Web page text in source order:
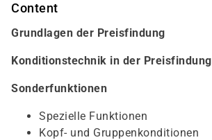
Content
Grundlagen der Preisfindung
Konditionstechnik in der Preisfindung
Sonderfunktionen
Spezielle Funktionen
Kopf- und Gruppenkonditionen